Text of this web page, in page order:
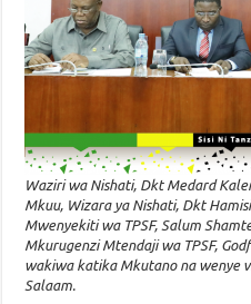
Waziri wa Nishati, Dkt Medard
Mkuu, Wizara ya Nishati, Dkt
Mwenyekiti wa TPSF, Salum
Mkurugenzi Mtendaji wa TPSF,
wakiwa katika Mkutano na wenye
Salaam.